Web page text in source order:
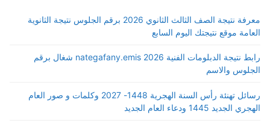
معرفة نتيجة الصف الثالث الثانوي 2026 برقم الجلوس نتيجة الثانوية
العامة موقع نتيجتك اليوم السابع
رابط نتيجة الدبلومات الفنية 2026 nategafany.emis شغال برقم
الجلوس والاسم
رسائل تهنئة رأس السنة الهجرية 1448- 2027 وكلمات و صور العام
الهجري الجديد 1445 ودعاء العام الجديد